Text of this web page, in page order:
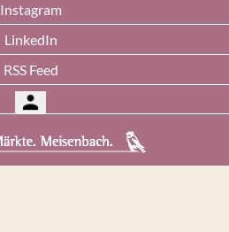
Instagram
LinkedIn
RSS Feed